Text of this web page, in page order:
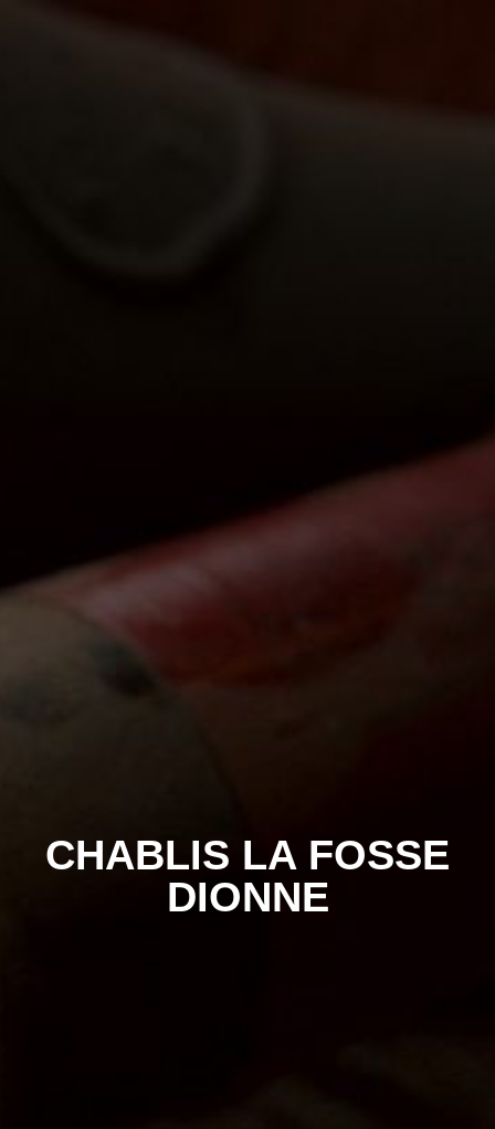
CHABLIS LA FOSSE
DIONNE